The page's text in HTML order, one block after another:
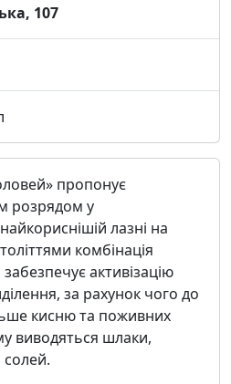
107
пропонує
розрядом у
лазні на
комбінація
активізацію
за рахунок чого до
кисню та поживних
виводяться шлаки,
солей.